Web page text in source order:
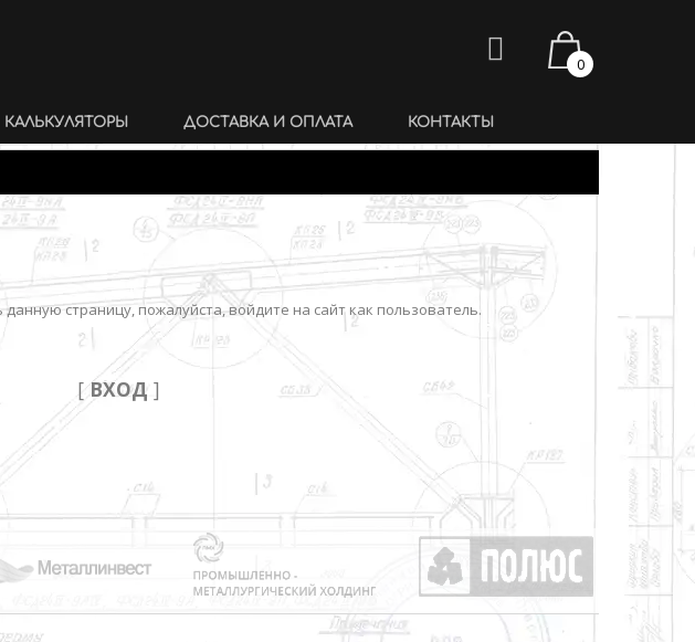
0
КАЛЬКУЛЯТОРЫ ДОСТАВКА И ОПЛАТА КОНТАКТЫ
страницу, пожалуйста, войдите на сайт как пользователь.
[ВХОД ]